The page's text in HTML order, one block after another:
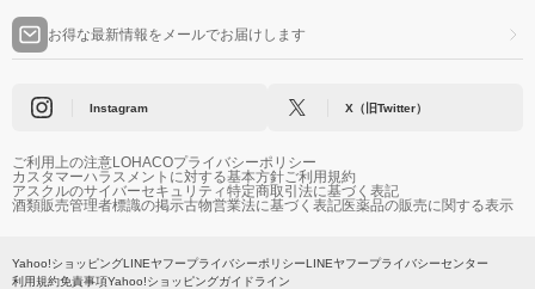
お得な最新情報をメールでお届けします
Instagram X（旧Twitter）
ご利用上の注意LOHACOプライバシーポリシー
カスタマーハラスメントに対する基本方針ご利用規約
アスクルのサイバーセキュリティ特定商取引法に基づく表記
酒類販売管理者標識の掲示古物営業法に基づく表記医薬品の販売に関する表示
Yahoo!ショッピングLINEヤフープライバシーポリシーLINEヤフープライバシーセンター
利用規約免責事項Yahoo!ショッピングガイドライン